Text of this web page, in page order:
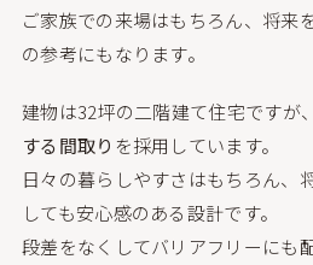
ご家族での来場はもちろん、将来
の参考にもなります。
建物は32坪の二階建て住宅ですが、
する間取り を採用しています。
日々の暮らしやすさはもちろん、
しても安心感のある設計です。
段差をなくしてバリアフリーにも